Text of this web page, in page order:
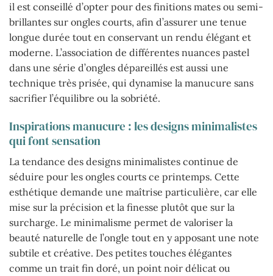
il est conseillé d’opter pour des finitions mates ou semi-
brillantes sur ongles courts, afin d’assurer une tenue
longue durée tout en conservant un rendu élégant et
moderne. L’association de différentes nuances pastel
dans une série d’ongles dépareillés est aussi une
technique très prisée, qui dynamise la manucure sans
sacrifier l’équilibre ou la sobriété.
Inspirations manucure : les designs minimalistes
qui font sensation
La tendance des designs minimalistes continue de
séduire pour les ongles courts ce printemps. Cette
esthétique demande une maîtrise particulière, car elle
mise sur la précision et la finesse plutôt que sur la
surcharge. Le minimalisme permet de valoriser la
beauté naturelle de l’ongle tout en y apposant une note
subtile et créative. Des petites touches élégantes
comme un trait fin doré, un point noir délicat ou